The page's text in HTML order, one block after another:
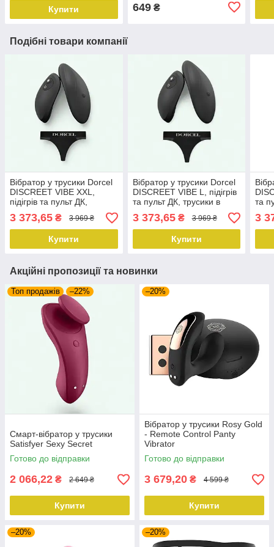
Купити 649₴
Подібні товари компанії
Вібратор у трусики Dorcel
DISCREET VIBE XXL,
підігрів та пульт ДК,
трусики в комплекті
3 373,65 ₴ 3 969 ₴
Купити
Вібратор у трусики Dorcel
DISCREET VIBE L, підігрів
та пульт ДК, трусики в
комплекті
3 373,65₴ 3 969 ₴
Купити
та
3
Акційні пропозиції та новинки
Топ продажів –22%
Смарт-вібратор у трусики
Satisfyer Sexy Secret
Готово до відправки
2 066,22 ₴ 2 649 ₴
Купити
–20%
Вібратор у трусики Rosy Gold
- Remote Control Panty
Vibrator
Готово до відправки
3 679,20 ₴ 4 599 ₴
Купити
–20% –20%